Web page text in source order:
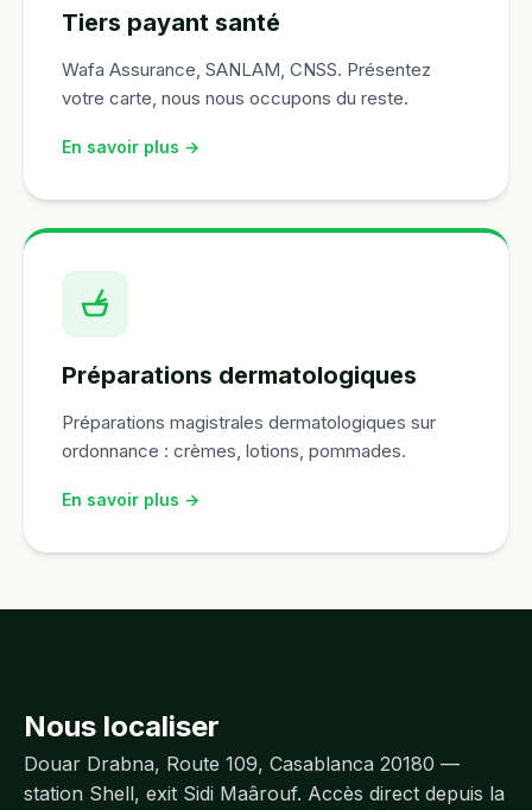
Tiers payant santé
Wafa Assurance, SANLAM, CNSS. Présentez
votre carte, nous nous occupons du reste.
En savoir plus →
Préparations dermatologiques
Préparations magistrales dermatologiques sur
ordonnance : crèmes, lotions, pommades.
En savoir plus →
Nous localiser
Douar Drabna, Route 109, Casablanca 20180 —
station Shell, exit Sidi Maârouf. Accès direct depuis la